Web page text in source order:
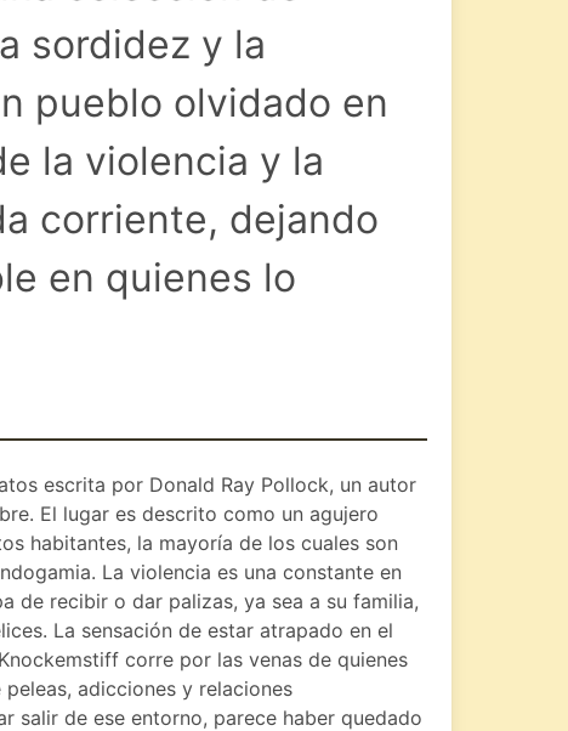
sordidez y la
pueblo olvidado en
la violencia y la
corriente, dejando
en quienes lo
escrita por Donald Ray Pollock, un autor
El lugar es descrito como un agujero
habitantes, la mayoría de los cuales son
La violencia es una constante en
de recibir o dar palizas, ya sea a su familia,
La sensación de estar atrapado en el
corre por las venas de quienes
adicciones y relaciones
salir de ese entorno, parece haber quedado